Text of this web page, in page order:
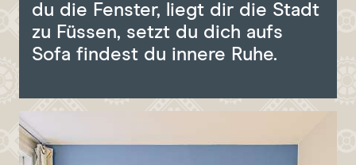
du die Fenster, liegt dir die Stadt
zu Füssen, setzt du dich aufs
Sofa findest du innere Ruhe.